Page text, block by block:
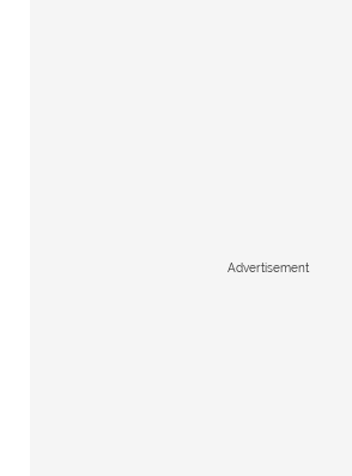
Advertisement